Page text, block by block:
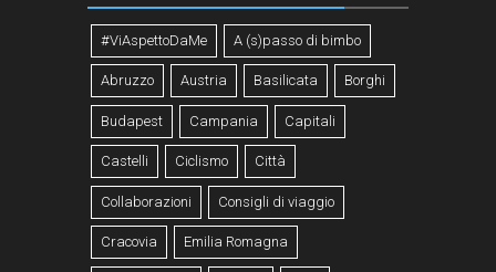
#ViAspettoDaMe A (s)passo di bimbo
Abruzzo Austria Basilicata Borghi
Budapest Campania Capitali
Castelli Ciclismo Città
Collaborazioni Consigli di viaggio
Cracovia Emilia Romagna